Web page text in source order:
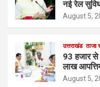
नई रेल
August 5,
उत्तराखंड ताजा
93 हजार
लाख
August 5,